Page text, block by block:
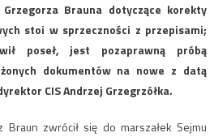
Brauna dotyczące korekty
stoi w sprzeczności z przepisami;
poseł, jest pozaprawną próbą
dokumentów na nowe z datą
CIS Andrzej Grzegrzółka.
Braun zwrócił się do marszałek Sejmu